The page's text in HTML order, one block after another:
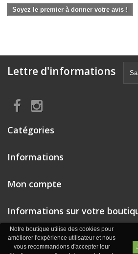
Notre boutique utilise des cookies pour
améliorer l'expérience utilisateur et nous
vous recommandons d'accepter leur
Soyez le premier à donner votre avis !
Lettre d'informations
Catégories
Informations
Mon compte
Informations sur votre